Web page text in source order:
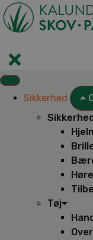
Videre
til
indhold
Sikkerhed
Tøj